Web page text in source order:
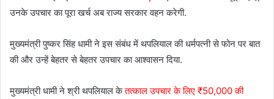
उनके उपचार का पूरा खर्च अब राज्य सरकार वहन करेगी.
मुख्यमंत्री पुष्कर सिंह धामी ने इस संबंध में थपलियाल की धर्मपत्नी से फोन पर बात
की और उन्हें बेहतर से बेहतर उपचार का आश्वासन दिया.
मुख्यमंत्री धामी ने श्री थपलियाल केतत्काल उपचार के लिए ₹50,000 की